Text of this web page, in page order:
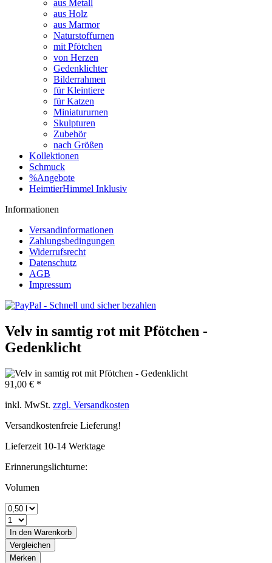
aus Metall
aus Holz
aus Marmor
Naturstoffurnen
mit Pfötchen
von Herzen
Gedenklichter
Bilderrahmen
für Kleintiere
für Katzen
Miniatururnen
Skulpturen
Zubehör
nach Größen
Kollektionen
Schmuck
%Angebote
HeimtierHimmel Inklusiv
Informationen
Versandinformationen
Zahlungsbedingungen
Widerrufsrecht
Datenschutz
AGB
Impressum
Velv in samtig rot mit Pfötchen -
Gedenklicht
91,00 € *
inkl. MwSt. zzgl. Versandkosten
Versandkostenfreie Lieferung!
Lieferzeit 10-14 Werktage
Erinnerungslichturne:
Volumen
In den Warenkorb
Vergleichen
Merken